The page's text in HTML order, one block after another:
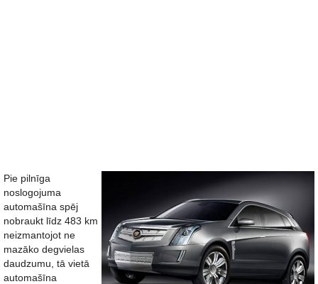
Pie pilnīga
noslogojuma
automašīna spēj
nobraukt līdz 483 km
neizmantojot ne
mazāko degvielas
daudzumu, tā vietā
automašīna